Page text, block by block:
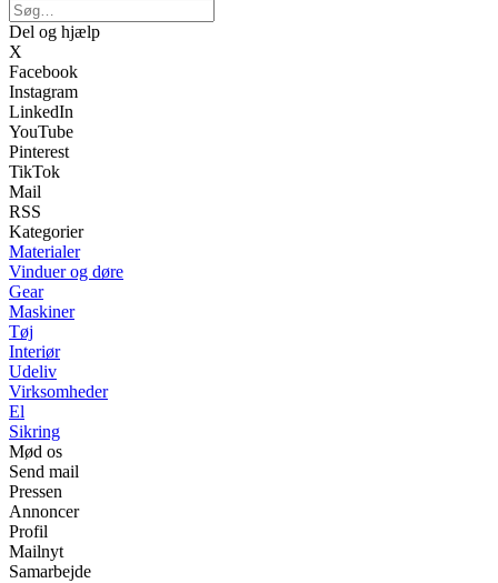
Del og hjælp
X
Facebook
Instagram
LinkedIn
YouTube
Pinterest
TikTok
Mail
RSS
Kategorier
Materialer
Vinduer og døre
Gear
Maskiner
Tøj
Interiør
Udeliv
Virksomheder
El
Sikring
Mød os
Send mail
Pressen
Annoncer
Profil
Mailnyt
Samarbejde